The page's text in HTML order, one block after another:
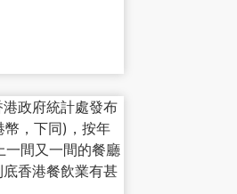
政府統計處發布
，下同)，按年
一間又一間的餐廳
香港餐飲業有甚